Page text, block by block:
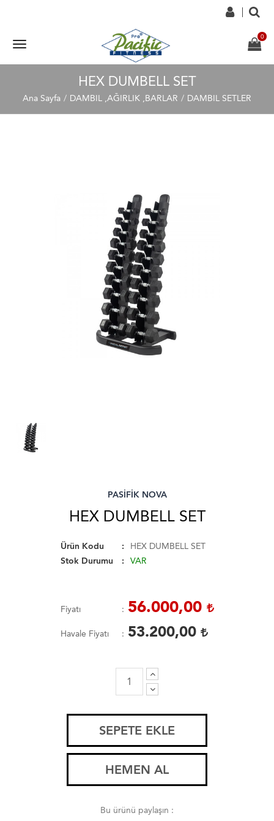
HEX DUMBELL SET
Ana Sayfa DAMBIL ,AĞIRLIK ,BARLAR DAMBIL SETLER
PASİFİK NOVA
HEX DUMBELL SET
Ürün Kodu
HEX DUMBELL SET
Stok Durumu
VAR
Fiyatı 56.000,00
Havale Fiyatı 53.200,00
SEPETE EKLE
HEMEN AL
Bu ürünü paylaşın :